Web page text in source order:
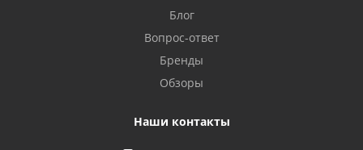
Блог
Вопрос-ответ
Бренды
Обзоры
Наши контакты